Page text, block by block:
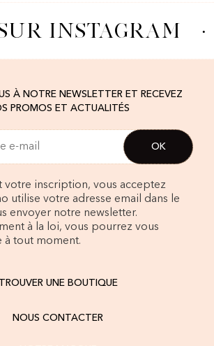
INSTAGRAM ·
À NOTRE NEWSLETTER ET RECEVEZ
PROMOS ET ACTUALITÉS
votre inscription, vous acceptez
utilise votre adresse email dans le
envoyer notre newsletter.
à la loi, vous pourrez vous
à tout moment.
TROUVER UNE BOUTIQUE
NOUS CONTACTER